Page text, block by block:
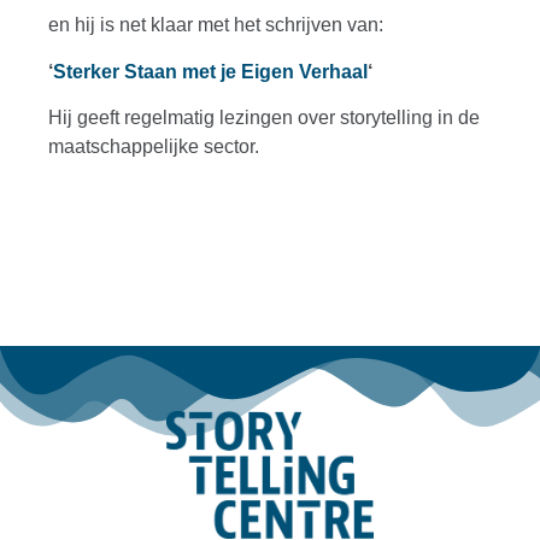
en hij is net klaar met het schrijven van:
‘Sterker Staan met je Eigen Verhaal ‘
Hij geeft regelmatig lezingen over storytelling in de
maatschappelijke sector.